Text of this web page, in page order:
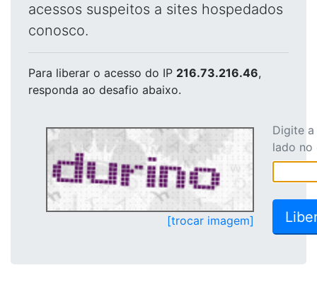
acessos suspeitos a sites hospedados
conosco.
Para liberar o acesso do IP 216.73.216.46,
responda ao desafio abaixo.
[trocar imagem]
Digite
lado no